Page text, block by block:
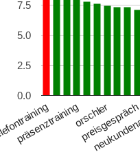
präsenztrainingorschler
preisgespräch
0.0
2.5
5.0
7.5